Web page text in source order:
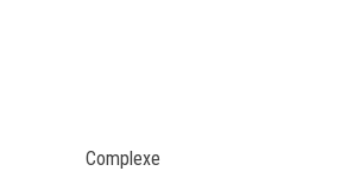
Complexe